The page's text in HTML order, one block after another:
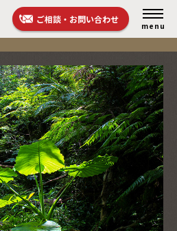
ご相談・お問い合わせ
menu